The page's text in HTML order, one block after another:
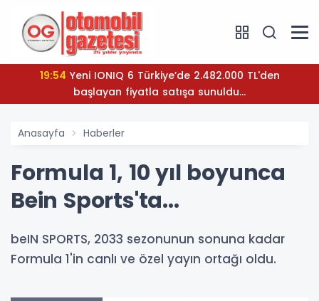
19:54
başlayan fiyatla satışa sunuldu...
Anasayfa Haberler
Formula 1, 10 yıl boyunca
Bein Sports'ta...
beIN SPORTS, 2033 sezonunun sonuna kadar
Formula 1'in canlı ve özel yayın ortağı oldu.